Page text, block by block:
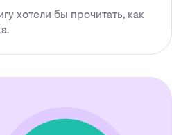
хотели бы прочитать, как